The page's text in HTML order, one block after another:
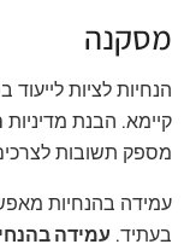
מסקנה
הנחיות לציות לייעוד
קיימא. הבנת מדיניות
מספק תשובות
עמידה בהנחיות
בעתיד. עמידה